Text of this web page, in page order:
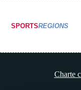
SPORTSREGIONS
Charte